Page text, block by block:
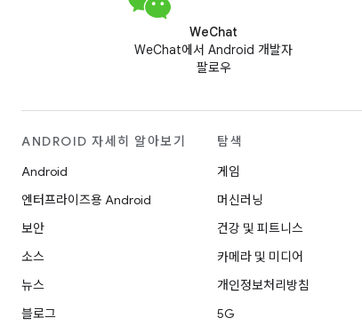
WeChat
WeChat에서 Android 개발자
팔로우
ANDROID 자세히 알아보기
Android
엔터프라이즈용 Android
보안
소스
뉴스
블로그
탐색
게임
머신러닝
건강 및 피트니스
카메라 및 미디어
개인정보처리방침
5G